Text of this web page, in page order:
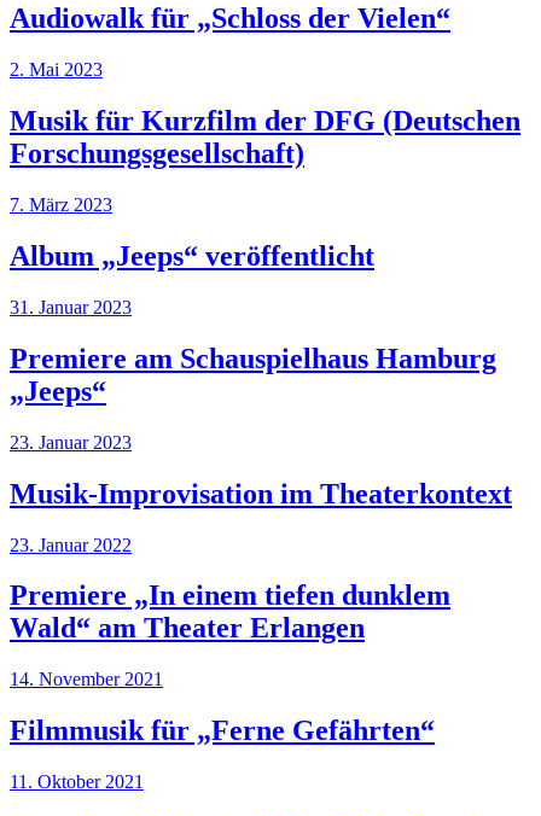
Audiowalk für „Schloss der Vielen“
2. Mai 2023
Musik für Kurzfilm der DFG (Deutschen
Forschungsgesellschaft)
7. März 2023
Album „Jeeps“ veröffentlicht
31. Januar 2023
Premiere am Schauspielhaus Hamburg
„Jeeps“
23. Januar 2023
Musik-Improvisation im Theaterkontext
23. Januar 2022
Premiere „In einem tiefen dunklem
Wald“ am Theater Erlangen
14. November 2021
Filmmusik für „Ferne Gefährten“
11. Oktober 2021